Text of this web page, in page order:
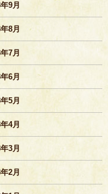
9月
8月
7月
6月
5月
4月
3月
2月